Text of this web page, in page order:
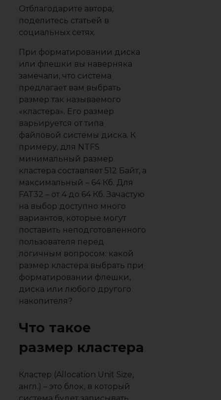
Отблагодарите автора,
поделитесь статьей в
социальных сетях.
При форматировании диска
или флешки вы наверняка
замечали, что система
предлагает вам выбрать
размер так называемого
«кластера». Его размер
варьируется от типа
файловой системы диска. К
примеру, для NTFS
минимальный размер
кластера составляет 512 Байт, а
максимальный – 64 Кб. Для
FAT32 – от 4 до 64 Кб. Зачастую
на выбор доступно много
вариантов, которые могут
поставить неподготовленного
пользователя перед
логичным вопросом: какой
размер кластера выбрать при
форматировании флешки,
диска или любого другого
накопителя?
Что такое
размер кластера
Кластер (Allocation Unit Size,
англ.) – это блок, в который